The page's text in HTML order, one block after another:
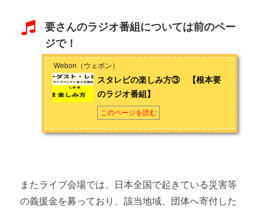
要さんのラジオ番組については前のペー
ジで！
Webon（ウェボン）
スタレビの楽しみ方③ 【根本要
のラジオ番組】
このページを読む
またライブ会場では、日本全国で起きている災害等
の義援金を募っており、該当地域、団体へ寄付した